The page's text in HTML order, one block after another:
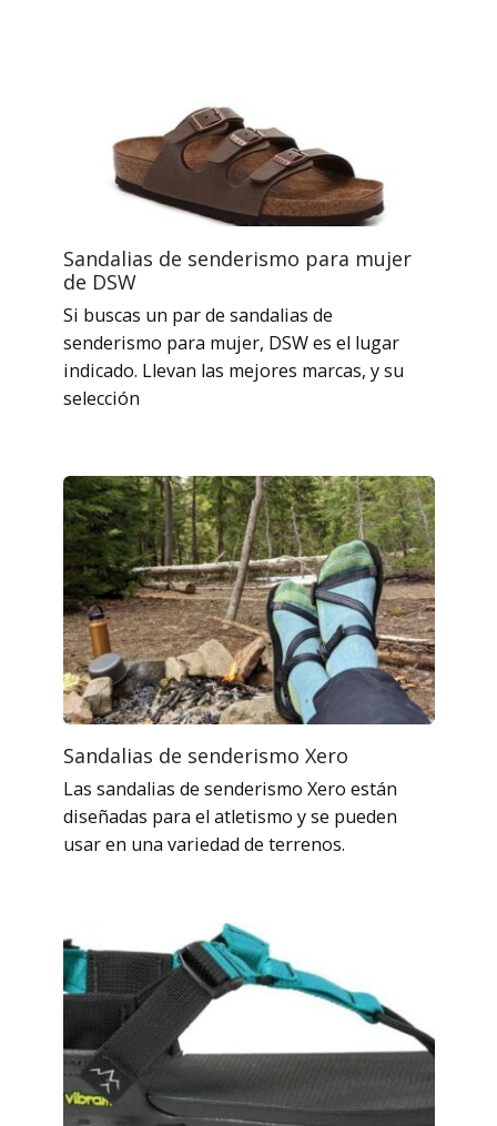
Sandalias de senderismo para mujer
de DSW
Si buscas un par de sandalias de
senderismo para mujer, DSW es ​​el lugar
indicado. Llevan las mejores marcas, y su
selección
Sandalias de senderismo Xero
Las sandalias de senderismo Xero están
diseñadas para el atletismo y se pueden
usar en una variedad de terrenos.